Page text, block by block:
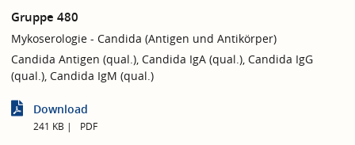
Gruppe 480
Mykoserologie - Candida (Antigen und Antikörper)
Candida Antigen (qual.), Candida IgA (qual.), Candida IgG
(qual.), Candida IgM (qual.)
Download
241 KB PDF